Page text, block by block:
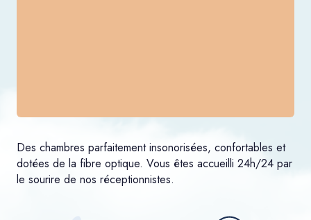
Des chambres parfaitement insonorisées, confortables et
dotées de la fibre optique. Vous êtes accueilli 24h/24 par
le sourire de nos réceptionnistes.